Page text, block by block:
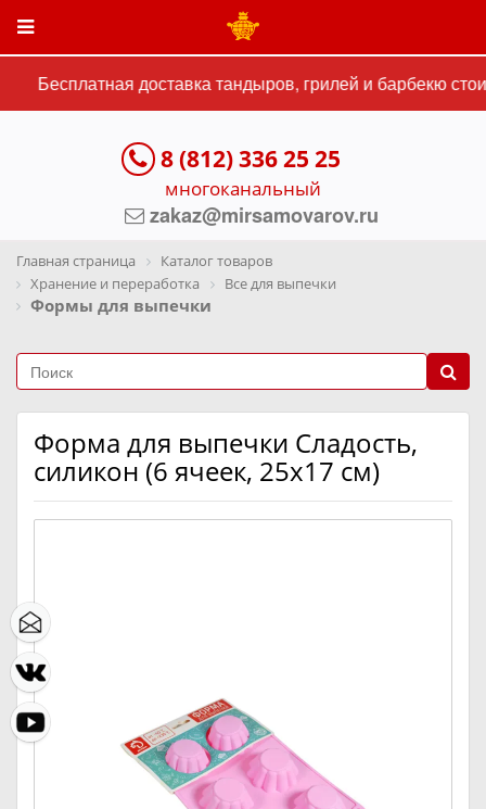
Бесплатная доставка тандыров, грилей и барбекю
8 (812) 336 25 25
многоканальный
zakaz@mirsamovarov.ru
Главная страница
Каталог товаров
Хранение и переработка
Все для выпечки
Формы для выпечки
Форма для выпечки Сладость,
силикон (6 ячеек, 25х17 см)